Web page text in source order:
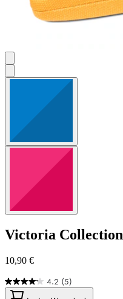
Victoria Collection
10,90 €
4.2 (5)
4.2